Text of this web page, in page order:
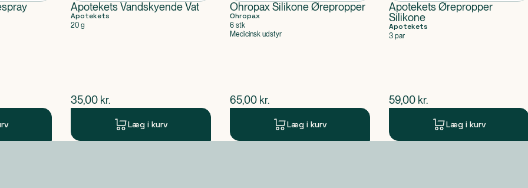
Apotekets Vandskyende Vat
Apotekets
20 g
$nuværende pris
35,00 kr.
Læg i kurv
Ohropax Silikone Ørepropper
Ohropax
6 stk
Medicinsk udstyr
$nuværende pris
65,00 kr.
Læg i kurv
Apotekets Ørepropper
Silikone
Apotekets
3 par
$nuværende pris
59,00 kr.
Læg i kurv